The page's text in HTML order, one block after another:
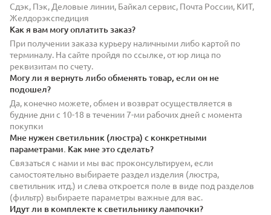
Сдэк, Пэк, Деловые линии, Байкал сервис, Почта России, КИТ,
Желдорэкспедиция
Как я вам могу оплатить заказ?
При получении заказа курьеру наличными либо картой по
терминалу. На сайте пройдя по ссылке, от юр лица по
реквизитам по счету.
Могу ли я вернуть либо обменять товар, если он не
подошел?
Да, конечно можете, обмен и возврат осуществляется в
будние дни с 10-18 в течении 7-ми рабочих дней с момента
покупки
Мне нужен светильник (люстра) с конкретными
параметрами. Как мне это сделать?
Связаться с нами и мы вас проконсультируем, если
самостоятельно выбираете раздел изделия (люстра,
светильник итд.) и слева откроется поле в виде под разделов
(фильтр) выбираете параметры важные для вас.
Идут ли в комплекте к светильнику лампочки?